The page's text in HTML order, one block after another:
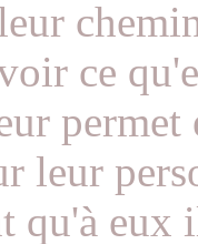
ce
permet
leur
qu'à